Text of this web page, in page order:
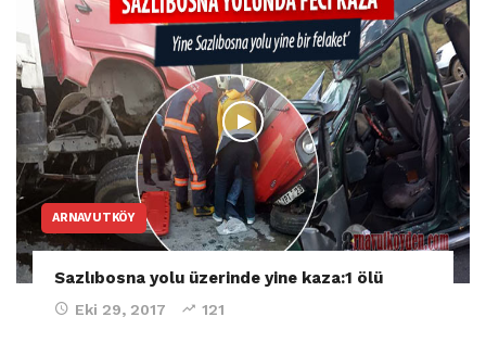
ARNAVUTKÖY
Sazlıbosna yolu üzerinde yine kaza:1 ölü
Eki 29, 2017 121